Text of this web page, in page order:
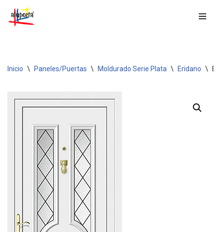
Saltar
Inicio \ Paneles/Puertas \ Moldurado Serie Plata \ Eridano \